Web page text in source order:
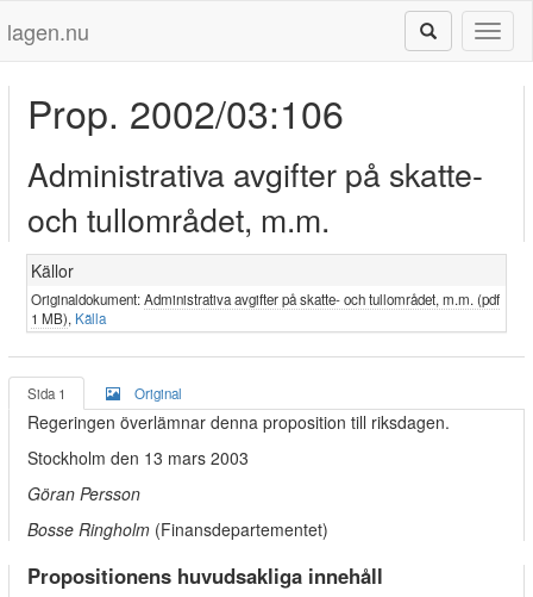
lagen.nu
Prop. 2002/03:106
Administrativa avgifter på skatte-
och tullområdet, m.m.
Källor
Originaldokument:Administrativa avgifter på skatte- och tullområdet, m.m. (pdf
1 MB), Källa
Sida 1 Original
Regeringen överlämnar denna proposition till riksdagen.
Stockholm den 13 mars 2003
Göran Persson
Bosse Ringholm (Finansdepartementet)
Propositionens huvudsakliga innehåll